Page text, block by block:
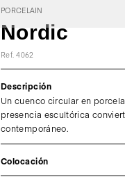
PORCELAIN
Nordic
Ref. 4062
Descripción
Un cuenco circular en
presencia escultórica
contemporáneo.
Colocación